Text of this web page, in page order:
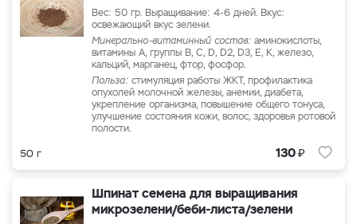
Вес: 50 гр. Выращивание: 4-6 дней. Вкус:
освежающий вкус зелени.
Минерально-витаминный состав: аминокислоты,
витамины A, группы B, С, D, D2, D3, Е, К, железо,
кальций, марганец, фтор, фосфор.
Польза: стимуляция работы ЖКТ, профилактика
опухолей молочной железы, анемии, диабета,
укрепление организма, повышение общего тонуса,
улучшение состояния кожи, волос, здоровья ротовой
полости.
50 г 130₽
Шпинат семена для выращивания
микрозелени/беби-листа/зелени